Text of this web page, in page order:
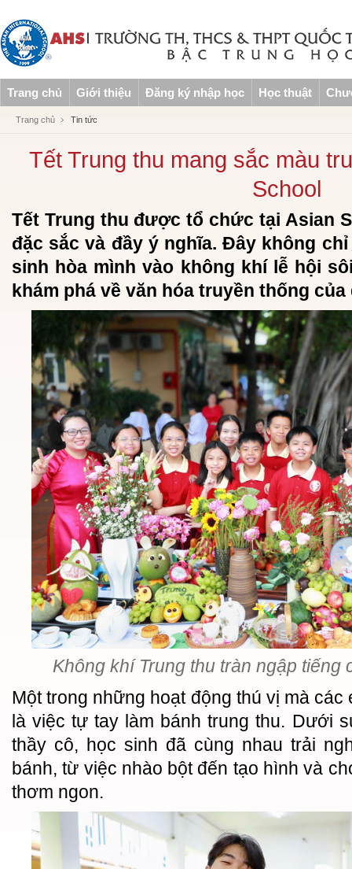
Trang chủ Giới thiệu Đăng ký nhập học Học thuật
Trang chủ Tin tức
Tết Trung thu mang sắc màu
School
Tết Trung thu được tổ chức tại Asian
đặc sắc và đầy ý nghĩa. Đây không
sinh hòa mình vào không khí lễ hội
khám phá về văn hóa truyền thống của
Không khí Trung thu tràn ngập tiếng
Một trong những hoạt động thú vị mà
là việc tự tay làm bánh trung thu. Dưới
thầy cô, học sinh đã cùng nhau trải
bánh, từ việc nhào bột đến tạo hình và
thơm ngon.